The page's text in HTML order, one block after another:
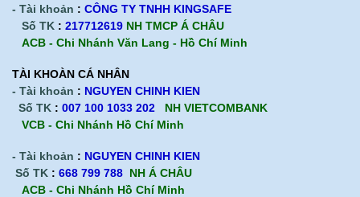
- Tài khoản : CÔNG TY TNHH KINGSAFE
Số TK : 217712619 NH TMCP Á CHÂU
ACB - Chi Nhánh Văn Lang - Hồ Chí Minh
TÀI KHOÀN CÁ NHÂN
- Tài khoản : NGUYEN CHINH KIEN
Số TK : 007 100 1033 202
NH VIETCOMBANK
VCB - Chi Nhánh Hồ Chí Minh
- Tài khoản : NGUYEN CHINH KIEN
Số TK : 668 799 788 NH Á CHÂU
ACB - Chi Nhánh Hồ Chí Minh